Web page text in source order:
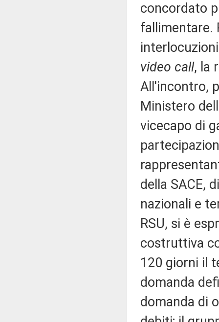
concordato
fallimentare.
video call, la
All'incontro,
Ministero
vicecapo di
della SACE,
nazionali e
RSU, si è
costruttiva
120 giorni il
domanda
domanda di